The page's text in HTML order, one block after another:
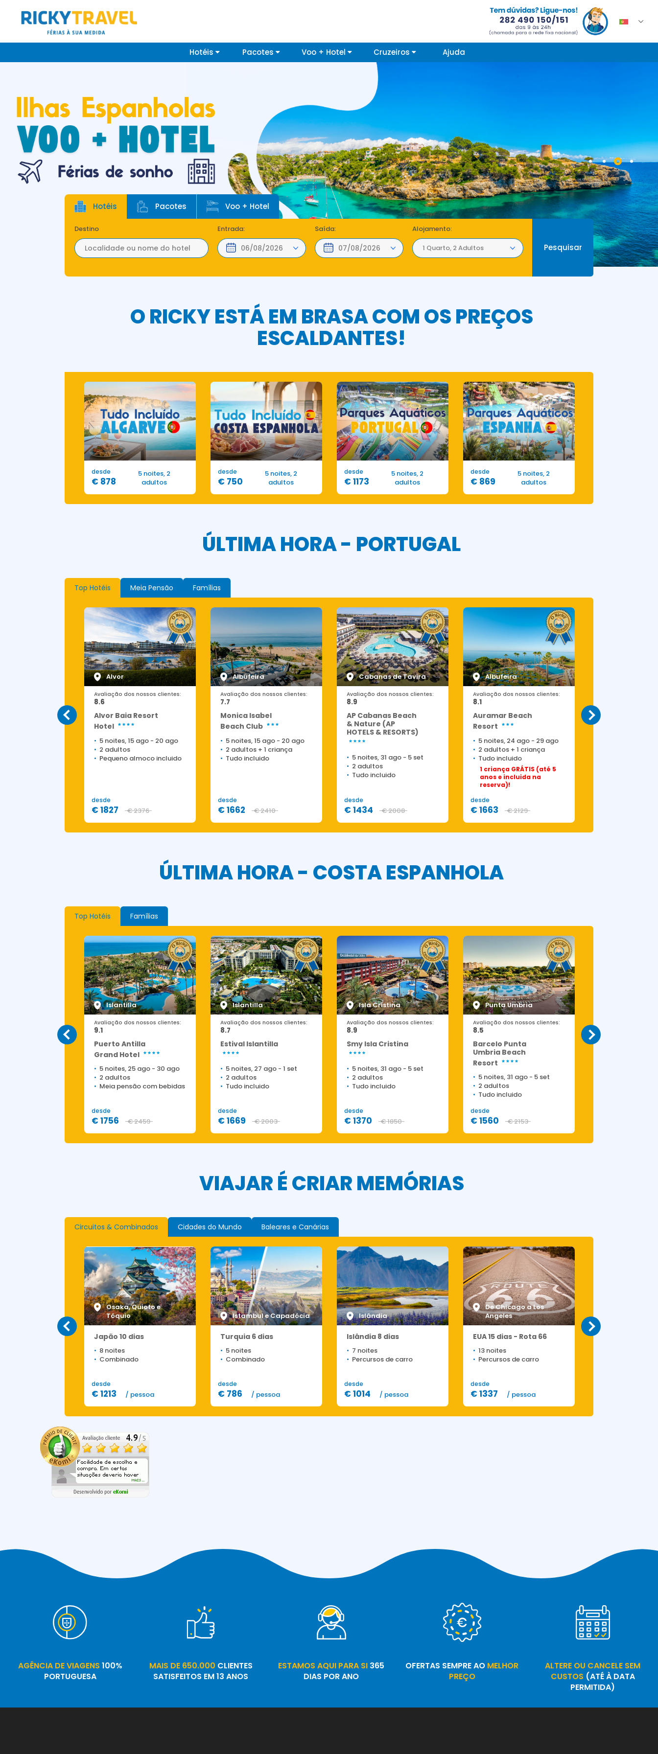
Hotéis Pacotes Voo + Hotel Cruzeiros Ajuda
Hotéis Pacotes Voo + Hotel
Destino Entrada: Saída: Alojamento:
1 Quarto, 2 Adultos
O RICKY ESTÁ EM BRASA COM OS PREÇOS
ESCALDANTES!
desde
€ 878
5 noites, 2
adultos
desde
€ 750
5 noites, 2
adultos
desde
€ 1173
5 noites, 2
adultos
desde
€ 869
5 noites, 2
adultos
ÚLTIMA HORA - PORTUGAL
Top Hotéis Meia Pensão Famílias
Alvor
Avaliação dos nossos clientes:
8.6
Alvor Baia Resort
Hotel
5 noites, 15 ago - 20 ago
2 adultos
Pequeno almoco incluido
desde
€ 1827 € 2376
Albufeira
Avaliação dos nossos clientes:
7.7
Monica Isabel
Beach Club
5 noites, 15 ago - 20 ago
2 adultos + 1 criança
Tudo incluido
desde
€ 1662 € 2410
Cabanas de Tavira
Avaliação dos nossos clientes:
8.9
AP Cabanas Beach
& Nature (AP
HOTELS & RESORTS)
5 noites, 31 ago - 5 set
2 adultos
Tudo incluido
desde
€ 1434 € 2008
Albufeira
Avaliação dos nossos clientes:
8.1
Auramar Beach
Resort
5 noites, 24 ago - 29 ago
2 adultos + 1 criança
Tudo incluido
1 criança GRÁTIS (até 5
anos e incluida na
reserva)!
desde
€ 1663 € 2129
Balaia
ÚLTIMA HORA - COSTA ESPANHOLA
Top Hotéis Famílias
Islantilla
Avaliação dos nossos clientes:
9.1
Puerto Antilla
Grand Hotel
5 noites, 25 ago - 30 ago
2 adultos
Meia pensão com bebidas
desde
€ 1756 € 2459
Islantilla
Avaliação dos nossos clientes:
8.7
Estival Islantilla
5 noites, 27 ago - 1 set
2 adultos
Tudo incluido
desde
€ 1669 € 2003
Isla Cristina
Avaliação dos nossos clientes:
8.9
Smy Isla Cristina
5 noites, 31 ago - 5 set
2 adultos
Tudo incluido
desde
€ 1370 € 1850
Punta Umbria
Avaliação dos nossos clientes:
8.5
Barcelo Punta
Umbria Beach
Resort
5 noites, 31 ago - 5 set
2 adultos
Tudo incluido
desde
€ 1560 € 2153
8.5
VIAJAR É CRIAR MEMÓRIAS
Circuitos & Combinados Cidades do Mundo Baleares e Canárias
Osaka, Quioto e
Tóquio
Japão 10 dias
8 noites
Combinado
desde
€ 1213 / pessoa
Istambul e Capadócia
Turquia 6 dias
5 noites
Combinado
desde
€ 786 / pessoa
Islândia
Islândia 8 dias
7 noites
Percursos de carro
desde
€ 1014 / pessoa
De Chicago a Los
Angeles
EUA 15 dias - Rota 66
13 noites
Percursos de carro
desde
€ 1337 / pessoa
Singapura e
AGÊNCIA DE VIAGENS 100%
PORTUGUESA
MAIS DE 650.000 CLIENTES
SATISFEITOS EM 13 ANOS
ESTAMOS AQUI PARA SI 365
DIAS POR ANO
OFERTAS SEMPRE AO MELHOR
PREÇO
ALTERE OU CANCELE SEM
CUSTOS (ATÉ À DATA
PERMITIDA)